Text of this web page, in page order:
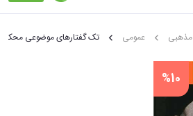
مذهبی عمومی تک گفتارهای موضوعی محکم
%10